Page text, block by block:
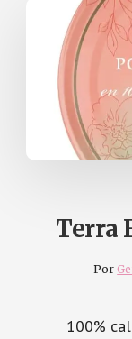
Terra
Por
100%